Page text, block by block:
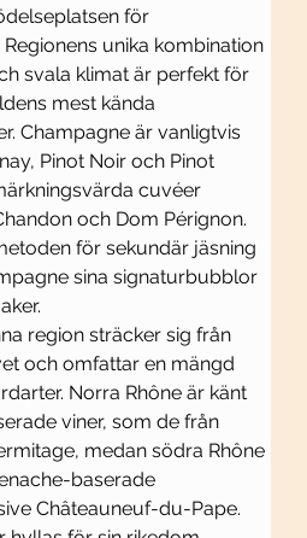
för
unika kombination
svala klimat är perfekt för
mest kända
Champagne är vanligtvis
Pinot Noir och Pinot
cuvéer
och Dom Pérignon.
för sekundär jäsning
sina signaturbubblor
region sträcker sig från
och omfattar en mängd
Norra Rhône är känt
viner, som de från
medan södra Rhône
baserade
Châteauneuf-du-Pape.